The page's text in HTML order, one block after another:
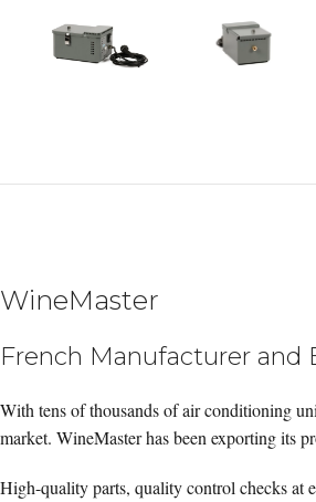
WineMaster
French Manufacturer and
With tens of thousands of air conditioning
market. WineMaster has been exporting its
High-quality parts, quality control checks at